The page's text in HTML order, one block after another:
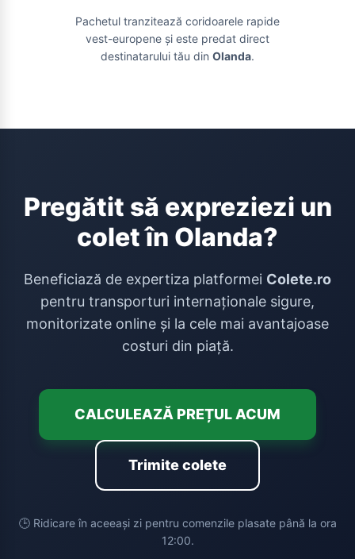
Pachetul tranzitează coridoarele rapide
vest-europene și este predat direct
destinatarului tău din Olanda.
Pregătit să expreziezi un
colet în Olanda?
Beneficiază de expertiza platformei Colete.ro
pentru transporturi internaționale sigure,
monitorizate online și la cele mai avantajoase
costuri din piață.
CALCULEAZĂ PREȚUL ACUM
Trimite colete
🕒 Ridicare în aceeași zi pentru comenzile plasate până la ora
12:00.